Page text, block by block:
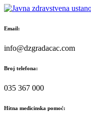
Skip
content
Email:
info@dzgradacac.com
Broj telefona:
035 367 000
Hitna medicinska pomoć: